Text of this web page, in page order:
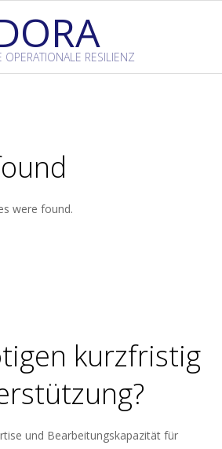
OPERATIONALE RESILIENZ
were found.
kurzfristig
und Bearbeitungskapazität für